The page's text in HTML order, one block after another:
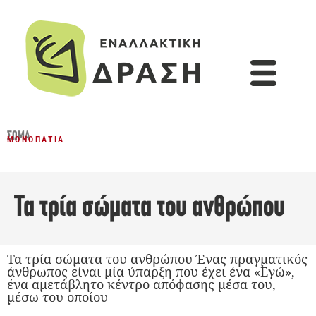
ΣΏΜΑ
ΜΟΝΟΠΆΤΙΑ
Τα τρία σώματα του ανθρώπου
Τα τρία σώματα του ανθρώπου Ένας πραγματικός
άνθρωπος είναι μία ύπαρξη που έχει ένα «Εγώ»,
ένα αμετάβλητο κέντρο απόφασης μέσα του,
μέσω του οποίου